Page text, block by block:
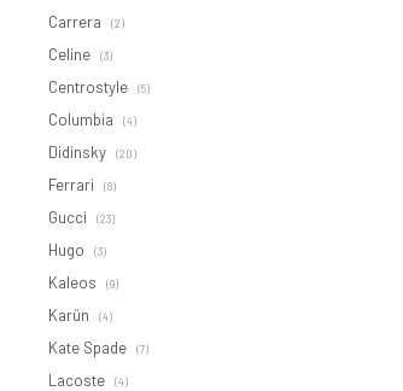
Carrera (2)
Celine (3)
Centrostyle (5)
Columbia (4)
Didinsky (20)
Ferrari (8)
Gucci (23)
Hugo (3)
Kaleos (9)
Karün (4)
Kate Spade (7)
Lacoste (4)